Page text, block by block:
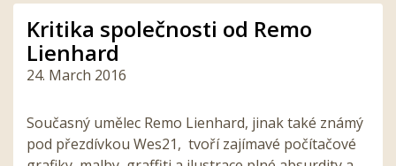
Kritika společnosti od Remo
Lienhard
24. March 2016
Současný umělec Remo Lienhard, jinak také známý
pod přezdívkou Wes21, tvoří zajímavé počítačové